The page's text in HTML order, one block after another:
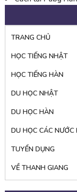
TRANG CHỦ
HỌC TIẾNG NHẬT
HỌC TIẾNG HÀN
DU HỌC NHẬT
DU HỌC HÀN
DU HỌC CÁC NƯỚC
TUYỂN DỤNG
VỀ THANH GIANG